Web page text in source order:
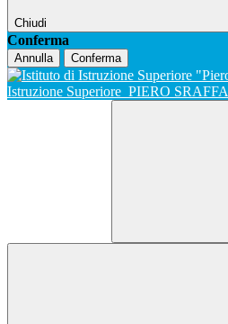
Chiudi
Conferma
Annulla Conferma
Istruzione Superiore PIERO SRAFFA